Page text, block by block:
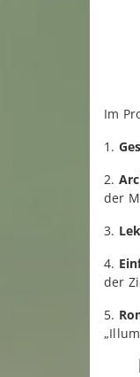
Im
1.
2.
der
3.
4.
der
5.